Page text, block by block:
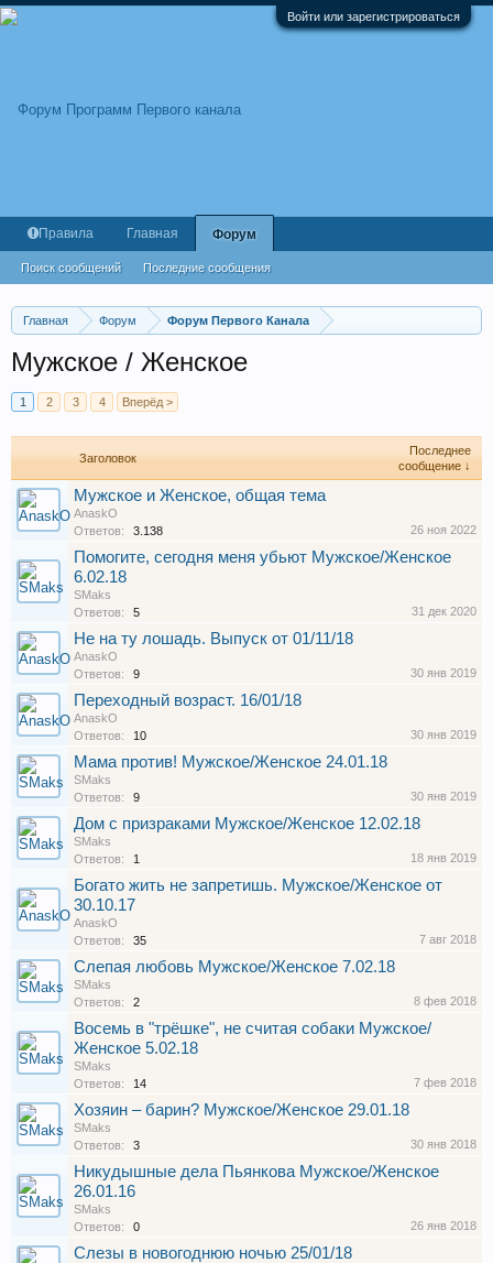
Войти или зарегистрироваться
Главная Форум Форум Первого Канала
Мужское / Женское
1 2 3 4 Вперёд >
Заголовок
Последнее
сообщение ↓
Мужское и Женское, общая тема
AnaskO
Ответов:
3.138 26 ноя 2022
Помогите, сегодня меня убьют Мужское/Женское
6.02.18
SMaks
Ответов:
5 31 дек 2020
Не на ту лошадь. Выпуск от 01/11/18
AnaskO
Ответов:
9 30 янв 2019
Переходный возраст. 16/01/18
AnaskO
Ответов:
10 30 янв 2019
Мама против! Мужское/Женское 24.01.18
SMaks
Ответов:
9 30 янв 2019
Дом с призраками Мужское/Женское 12.02.18
SMaks
Ответов:
1 18 янв 2019
Богато жить не запретишь. Мужское/Женское от
30.10.17
AnaskO
Ответов:
35 7 авг 2018
Слепая любовь Мужское/Женское 7.02.18
SMaks
Ответов:
2 8 фев 2018
Восемь в "трёшке", не считая собаки Мужское/
Женское 5.02.18
SMaks
Ответов:
14 7 фев 2018
Хозяин – барин? Мужское/Женское 29.01.18
SMaks
Ответов:
3 30 янв 2018
Никудышные дела Пьянкова Мужское/Женское
26.01.16
SMaks
Ответов:
0 26 янв 2018
Слезы в новогоднюю ночью 25/01/18
Правила Главная Форум
Поиск сообщений Последние сообщения